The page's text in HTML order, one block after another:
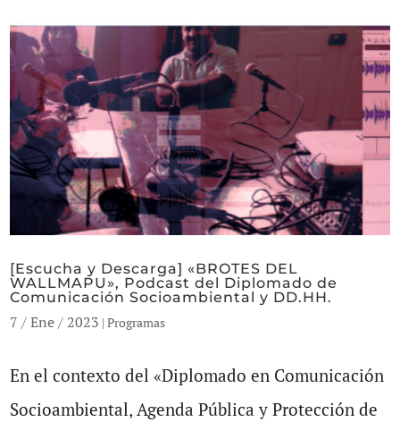
[Escucha y Descarga] «BROTES DEL
WALLMAPU», Podcast del Diplomado de
Comunicación Socioambiental y DD.HH.
7 / Ene / 2023 |Programas
En el contexto del «Diplomado en Comunicación
Socioambiental, Agenda Pública y Protección de